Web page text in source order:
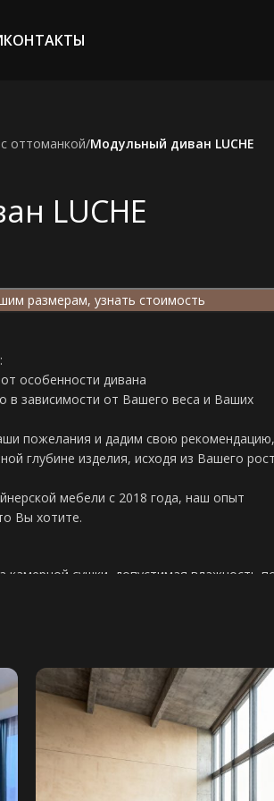
КОНТАКТЫ
оттоманкой/Модульный диван LUCHE
LUCHE
размерам, узнать стоимость
особенности дивана
зависимости от Вашего веса и Ваших
пожелания и дадим свою рекомендацию,
глубине изделия, исходя из Вашего
мебели с 2018 года, наш опыт
Вы хотите.
сушки, допустимая влажность
основание используется при
Италия, идеальный вариант для дивана
будет полноценный ортопедический